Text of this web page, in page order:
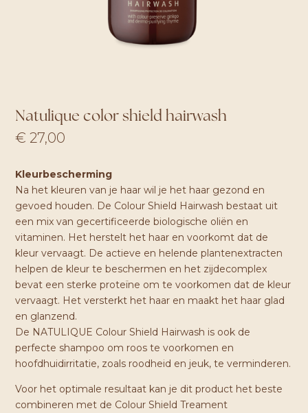
Natulique color shield hairwash
€ 27,00
Kleurbescherming
Na het kleuren van je haar wil je het haar gezond en
gevoed houden. De Colour Shield Hairwash bestaat uit
een mix van gecertificeerde biologische oliën en
vitaminen. Het herstelt het haar en voorkomt dat de
kleur vervaagt. De actieve en helende plantenextracten
helpen de kleur te beschermen en het zijdecomplex
bevat een sterke proteïne om te voorkomen dat de kleur
vervaagt. Het versterkt het haar en maakt het haar glad
en glanzend.
De NATULIQUE Colour Shield Hairwash is ook de
perfecte shampoo om roos te voorkomen en
hoofdhuidirritatie, zoals roodheid en jeuk, te verminderen.
Voor het optimale resultaat kan je dit product het beste
combineren met de Colour Shield Treament